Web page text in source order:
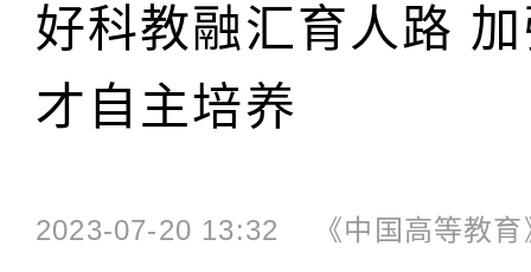
好科教融汇育人路
才自主培养
2023-07-20 13:32 《中国高等教